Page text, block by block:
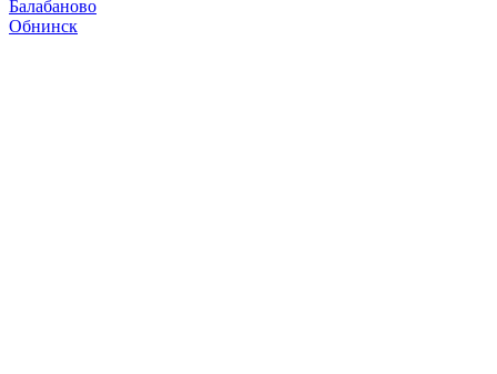
Балабаново
Обнинск